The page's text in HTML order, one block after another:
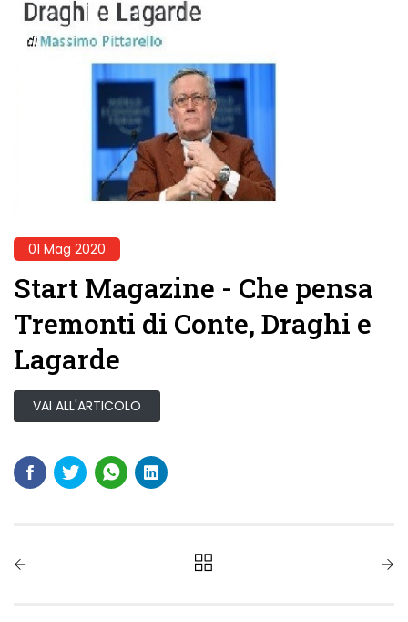
01 Mag 2020
Start Magazine - Che pensa
Tremonti di Conte, Draghi e
Lagarde
VAI ALL'ARTICOLO